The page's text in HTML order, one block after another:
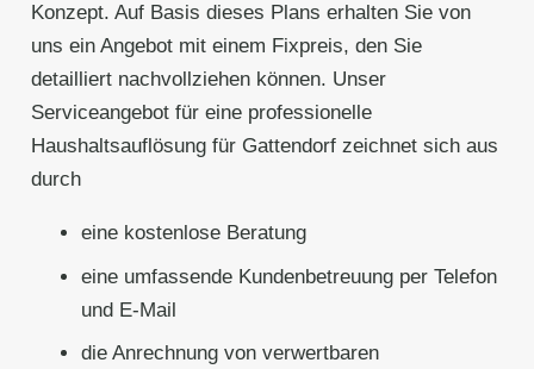
Konzept. Auf Basis dieses Plans erhalten Sie von
uns ein Angebot mit einem Fixpreis, den Sie
detailliert nachvollziehen können. Unser
Serviceangebot für eine professionelle
Haushaltsauflösung für Gattendorf zeichnet sich aus
durch
eine kostenlose Beratung
eine umfassende Kundenbetreuung per Telefon
und E-Mail
die Anrechnung von verwertbaren